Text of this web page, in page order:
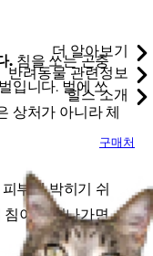
더 알아보기
반려동물 관련정보
힐스 소개
구매처
. 침을 쏘는 곤충
입니다. 벌에 쏘
상처가 아니라 체
부에 박히기 쉬
침이 빠져나가면